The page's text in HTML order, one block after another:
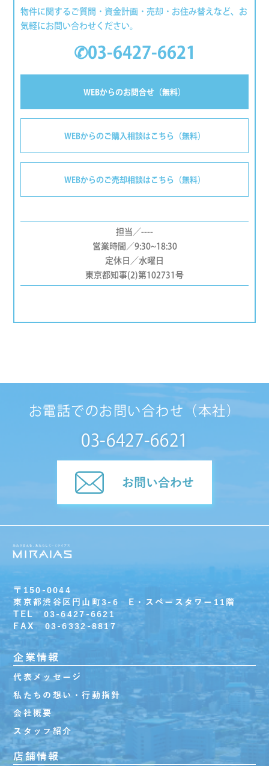
物件に関するご質問・資金計画・売却・お住み替えなど、お
気軽にお問い合わせください。
✆03-6427-6621
WEBからのお問合せ（無料）
WEBからのご購入相談はこちら（無料）
WEBからのご売却相談はこちら（無料）
担当／----
営業時間／9:30~18:30
定休日／水曜日
東京都知事(2)第102731号
お電話でのお問い合わせ（本社）
03-6427-6621
お問い合わせ
〒150-0044
東京都渋谷区円山町3-6 E・スペースタワー11階
TEL 03-6427-6621
FAX 03-6332-8817
企業情報
代表メッセージ
私たちの想い・行動指針
会社概要
スタッフ紹介
店舗情報